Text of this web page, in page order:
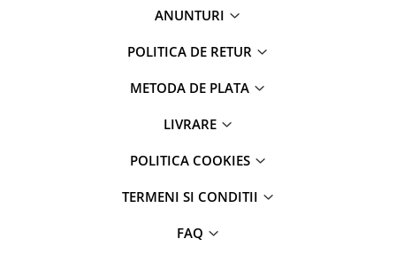
Dozatoare sapun spuma si
dezinfectare maini si consumabile
ANUNTURI
POLITICA DE RETUR
METODA DE PLATA
LIVRARE
POLITICA COOKIES
TERMENI SI CONDITII
FAQ